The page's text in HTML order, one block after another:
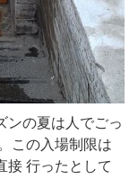
ンの夏は人でごっ
この入場制限は
接 行ったとして